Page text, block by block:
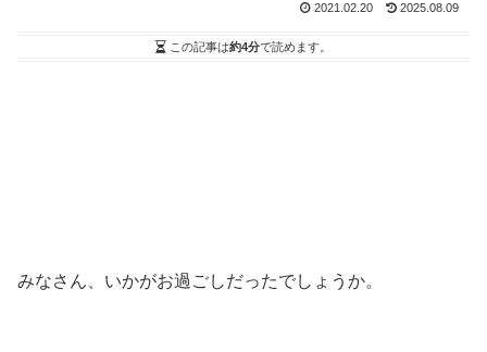
2021.02.20 2025.08.09
この記事は約4分で読めます。
みなさん、いかがお過ごしだったでしょうか。